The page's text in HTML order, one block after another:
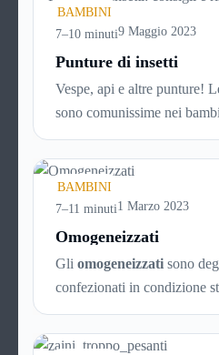
un problema più grande, con
di più su come affrontare i
nei bambini, continua a
BAMBINI
7–10 minuti9 Maggio 2023
Punture di insetti
Vespe, api e altre punture! Le punture da insetto
sono comunissime nei
bella stagione che
prati e in ogni caso all’aria
però, c’è il suo rimedio.
in caso di puntura di insetto
leggere questa guida!
BAMBINI
7–11 minuti1 Marzo 2023
Omogeneizzati
Gli omogeneizzati sono
confezionati in condizione
ortaggi o carne,
Vengono prodotti